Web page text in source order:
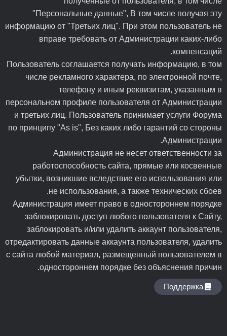
"Персональные данные", В том числе получая эту
информацию от "Третьих лиц". При этом пользователь не
вправе требовать от Администрации каких-либо
компенсаций.
Пользователь соглашается получать информацию, в том
числе рекламного характера, по электронной почте,
телефону и иным реквизитам, указанным в
персональном профиле пользователя от Администрации
и третьих лиц. Пользователь принимает услуги Форума
по принципу "As is", Без каких либо гарантий со стороны
Администрации.
Администрация не несет ответственности за
работоспособность сайта, прямые или косвенные
убытки, возникшие вследствие его использования или
не использования, а также технических сбоев.
Администрация имеет право в одностороннем порядке
заблокировать доступ любого пользователя к Сайту,
заблокировать и/или удалить аккаунт пользователя,
отредактировать данные аккаунта пользователя, удалить
с сайта любой материал, размещенный пользователем в
одностороннем порядке без объяснения причин.
Поддержка